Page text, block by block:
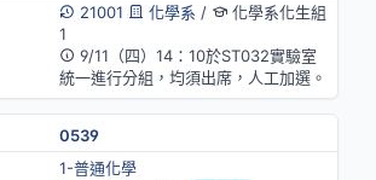
21001
化學系 /
化學系化生組
1
9/11（四）14：10於ST032實驗室
統一進行分組，均須出席，人工加選。
0539
1-普通化學